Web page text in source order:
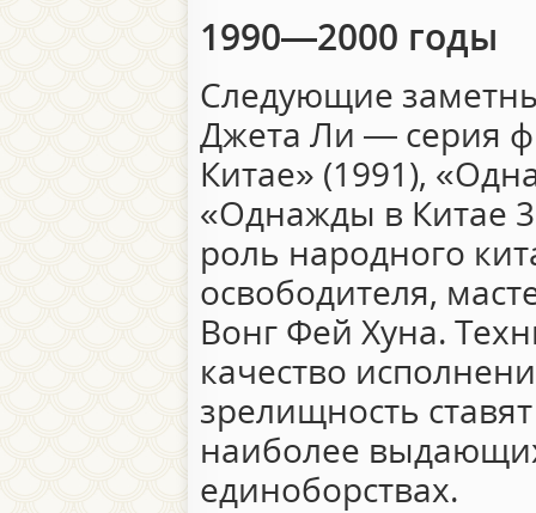
1990—2000 годы
Следующие
Джета Ли — серия
Китае» (1991),
«Однажды в Китае
роль народного
освободителя,
Вонг Фей Хуна.
качество
зрелищность
наиболее
единоборствах.